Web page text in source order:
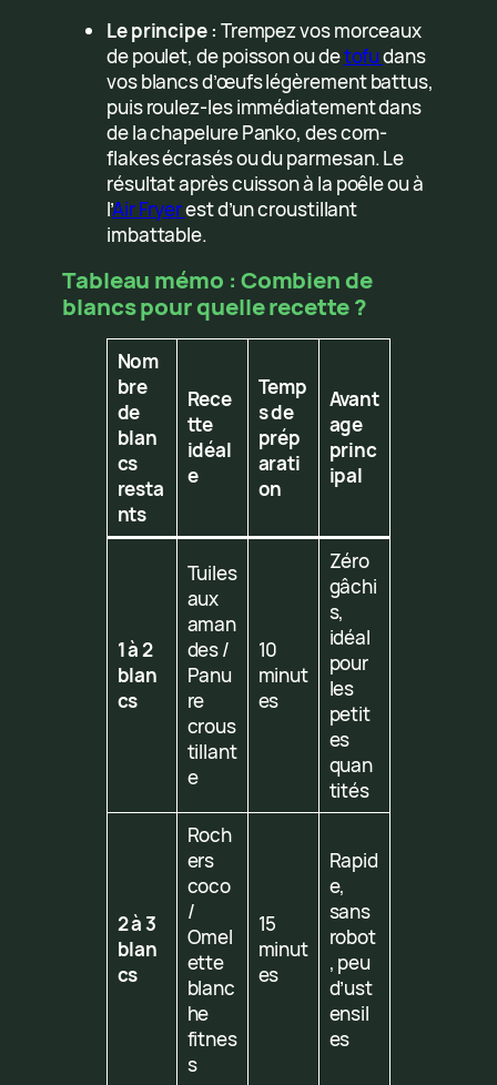
Le principe : Trempez vos morceaux
de poulet, de poisson ou detofudans
vos blancs d’œufs légèrement battus,
puis roulez-les immédiatement dans
de la chapelure Panko, des corn-
flakes écrasés ou du parmesan. Le
résultat après cuisson à la poêle ou à
l’Air Fryerest d’un croustillant
imbattable.
Tableau mémo : Combien de
blancs pour quelle recette ?
Nom
bre
de
blan
cs
resta
nts
Rece
tte
idéal
e
Temp
s de
prép
arati
on
Avant
age
princ
ipal
1 à 2
blan
cs
Tuiles
aux
aman
des /
Panu
re
crous
tillant
e
10
minut
es
Zéro
gâchi
s,
idéal
pour
les
petit
es
quan
tités
2 à 3
blan
cs
Roch
ers
coco
/
Omel
ette
blanc
he
fitnes
s
15
minut
es
Rapid
e,
sans
robot
, peu
d’ust
ensil
es